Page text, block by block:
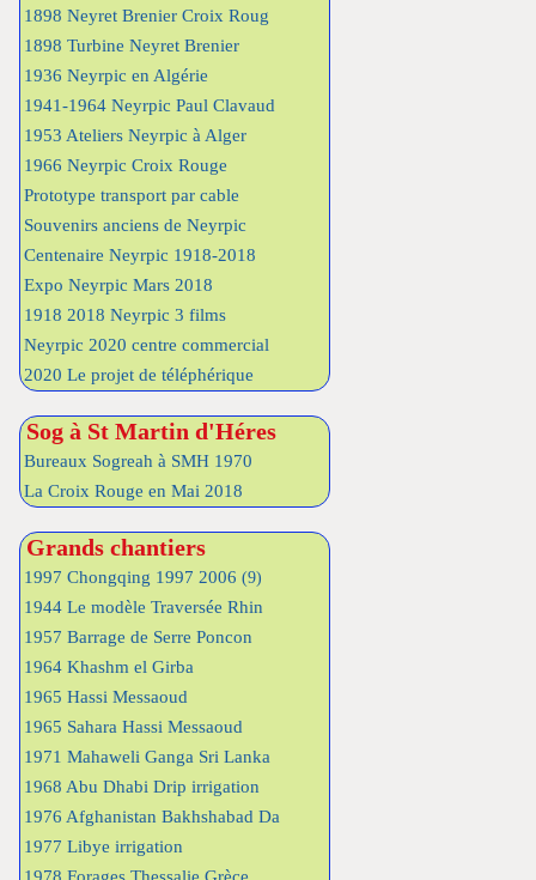
1898 Neyret Brenier Croix Roug
1898 Turbine Neyret Brenier
1936 Neyrpic en Algérie
1941-1964 Neyrpic Paul Clavaud
1953 Ateliers Neyrpic à Alger
1966 Neyrpic Croix Rouge
Prototype transport par cable
Souvenirs anciens de Neyrpic
Centenaire Neyrpic 1918-2018
Expo Neyrpic Mars 2018
1918 2018 Neyrpic 3 films
Neyrpic 2020 centre commercial
2020 Le projet de téléphérique
Sog à St Martin d'Héres
Bureaux Sogreah à SMH 1970
La Croix Rouge en Mai 2018
Grands chantiers
1997 Chongqing 1997 2006 (9)
1944 Le modèle Traversée Rhin
1957 Barrage de Serre Poncon
1964 Khashm el Girba
1965 Hassi Messaoud
1965 Sahara Hassi Messaoud
1971 Mahaweli Ganga Sri Lanka
1968 Abu Dhabi Drip irrigation
1976 Afghanistan Bakhshabad Da
1977 Libye irrigation